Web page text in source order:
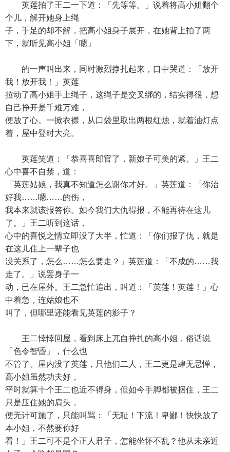
英莲拍了王二一下道：「先等等。」说着将高小姐翻个
个儿，解开她身上绳
子，手足的却不解，把高小姐身子展开，在她背上拍了两
下，就听见高小姐「嗯」
的一声叫出来，同时激烈挣扎起来，口中哭道：「放开
我！放开我！」英莲
拉动了高小姐手上绳子，这绳子是交叉绑的，结实得很，想
自己挣开是千难万难，
便放了心。一掀衣襟，从口袋里取出两根红烛，就着油灯点
着，屋中登时大亮。
英莲笑道：「恭喜喜郎官了，新娘子可美的紧。」王二
心中喜不自禁，道：
「英莲姑娘，我真不知道怎么谢你才好。」英莲道：「你治
好我……嗯……的伤，
我本来就该报答你。如今我们大仇得报，不能再待在这儿
了。」王二听到这话，
心中的喜悦之情立即没了大半，忙道：「你们报了仇，就是
在这儿住上一辈子也
没关系了，怎么……怎么要走？」英莲道：「不成的……我
走了。」说罢身子一
动，已在屋外。王二急忙追出，叫道：「英莲！英莲！」心
中着急，连姑娘也不
叫了，但哪里还能看见英莲的影子？
王二悻悻回屋，看到床上兀自挣扎的高小姐，俗话说
「色令智昏」，什么也
不管了。屋内没了英莲，只他们二人，王二更是肆无忌惮，
高小姐虽然功夫好，
平时就算十个王二也近不得身，但如今手脚都被捆住，王二
只是压住她的肩头，
便无计可施了，只能叫骂：「无耻！下流！卑鄙！快快放了
本小姐，不然要你好
看！」王二可不是个正人君子，怎能坐怀不乱？他从未亲近